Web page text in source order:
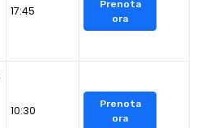
17:45
Prenota
ora
10:30
Prenota
ora